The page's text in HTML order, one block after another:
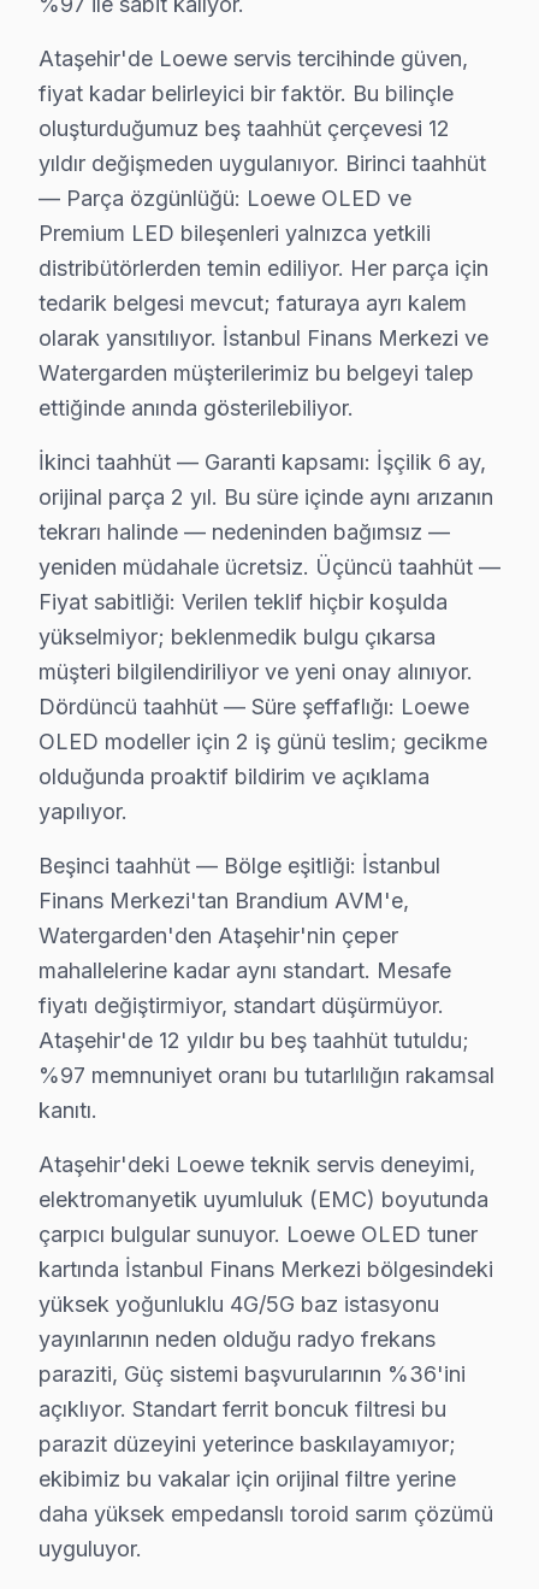
Loewe Arızaları: Sahadan Gözlemler
Loewe televizyonları genellikle kaliteli görüntü ve ses
Anakart tamiri ise model serisine göre farklılık
Ayrıca, yerinde servis hizmeti ile atölye servis
Neden Fabrika Servis?
Herhangi bir Loewe arızasında benim için ilk adım,
Bu süreçte, tüm parçalarda orijinallik ön planda
Sonuç olarak, Loewe televizyonlarındaki sorunları
Ataşehir'da Loewe TV sahiplerinin %70'i ilk arızada
Fabrika Servis — İstanbul Finans Merkezi aksı ve
Ataşehir × Loewe: Yerel İçerik ve Deneyim
Ataşehir servis lojistiği, ilçenin Anadolu Yakası'ndaki
İkinci katman — Orta kuşak: Watergarden ve
Üçüncü katman — Dış mahalleler: Brandium AVM ve
Ataşehir bazlı Loewe servis kayıtları, son çeyrekte
Coğrafi kırılıma geçildiğinde İstanbul Finans
Servis kalitesi tarafında ise tablo belirgin biçimde
Ataşehir'de bu cihaz televizyon ünitesi onarımında
Ama değer hesabı yalnızca ilk satın alma fiyatıyla
yüksek gelirli profilli Ataşehir'de müşterilerimiz bu
Ataşehir'den gelen bu TV servis taleplerinin nasıl
Kapıda beş dakikalık görsel ve osiloskop incelemesi
Bu hikayenin olağan olması, Ataşehir'de 12 yıllık
Ataşehir'de Loewe servis tercihinde güven, fiyat
Beşinci taahhüt — Bölge eşitliği: İstanbul Finans
Ataşehir'deki Loewe teknik servis deneyimi,
bu marka OLED panel sürücü katmanında LVDS
Loewe Premium modellerindeki HDMI paraziti de
Ataşehir'de bu cihaz LED TV arıza örüntülerinin
İlkbahar dönemi (Mart-Mayıs): Görece sakin. Loewe
Yaz dönemi (Haziran-Ağustos): Sıcak havada
Sonbahar dönemi (Eylül-Kasım): Okul ve sezon
Loewe Servisi: Ataşehir Yerel Bilgi
Ataşehir ilçesi, İstanbul Anadolu Yakası'nın yaklaşık
Ataşehir'de Loewe servis tercihinde güven,
fiyat kadar belirleyici bir faktör. Bu bilinçle
oluşturduğumuz beş taahhüt çerçevesi 12
yıldır değişmeden uygulanıyor. Birinci taahhüt
— Parça özgünlüğü: Loewe OLED ve
Premium LED bileşenleri yalnızca yetkili
distribütörlerden temin ediliyor. Her parça için
tedarik belgesi mevcut; faturaya ayrı kalem
olarak yansıtılıyor. İstanbul Finans Merkezi ve
Watergarden müşterilerimiz bu belgeyi talep
ettiğinde anında gösterilebiliyor.
İkinci taahhüt — Garanti kapsamı: İşçilik 6 ay,
orijinal parça 2 yıl. Bu süre içinde aynı arızanın
tekrarı halinde — nedeninden bağımsız —
yeniden müdahale ücretsiz. Üçüncü taahhüt —
Fiyat sabitliği: Verilen teklif hiçbir koşulda
yükselmiyor; beklenmedik bulgu çıkarsa
müşteri bilgilendiriliyor ve yeni onay alınıyor.
Dördüncü taahhüt — Süre şeffaflığı: Loewe
OLED modeller için 2 iş günü teslim; gecikme
olduğunda proaktif bildirim ve açıklama
yapılıyor.
Beşinci taahhüt — Bölge eşitliği: İstanbul
Finans Merkezi'tan Brandium AVM'e,
Watergarden'den Ataşehir'nin çeper
mahallelerine kadar aynı standart. Mesafe
fiyatı değiştirmiyor, standart düşürmüyor.
Ataşehir'de 12 yıldır bu beş taahhüt tutuldu;
%97 memnuniyet oranı bu tutarlılığın rakamsal
kanıtı.
Ataşehir'deki Loewe teknik servis deneyimi,
elektromanyetik uyumluluk (EMC) boyutunda
çarpıcı bulgular sunuyor. Loewe OLED tuner
kartında İstanbul Finans Merkezi bölgesindeki
yüksek yoğunluklu 4G/5G baz istasyonu
yayınlarının neden olduğu radyo frekans
paraziti, Güç sistemi başvurularının %36'ini
açıklıyor. Standart ferrit boncuk filtresi bu
parazit düzeyini yeterince baskılayamıyor;
ekibimiz bu vakalar için orijinal filtre yerine
daha yüksek empedanslı toroid sarım çözümü
uyguluyor.